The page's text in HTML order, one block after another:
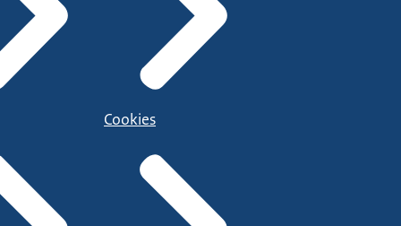
Cookies